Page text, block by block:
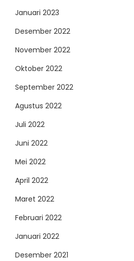
Januari 2023
Desember 2022
November 2022
Oktober 2022
September 2022
Agustus 2022
Juli 2022
Juni 2022
Mei 2022
April 2022
Maret 2022
Februari 2022
Januari 2022
Desember 2021